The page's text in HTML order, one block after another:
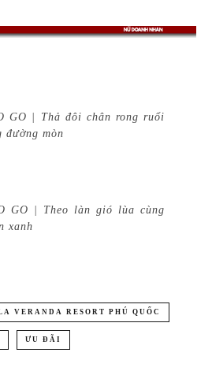
GO | Thả đôi chân rong ruổi
đường mòn
GO | Theo làn gió lùa cùng
xanh
VERANDA RESORT PHÚ QUỐC
ƯU ĐÃI